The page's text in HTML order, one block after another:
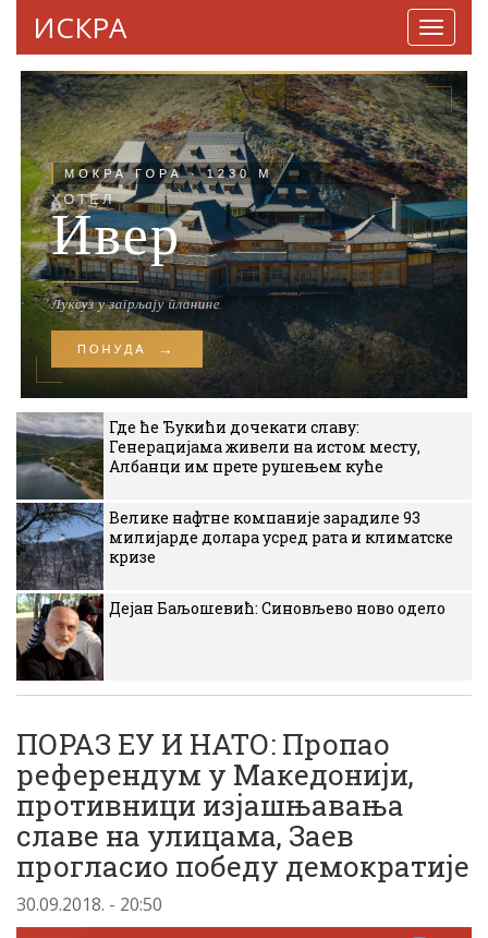
ИСКРА
Где ће Ђукићи дочекати славу:
Генерацијама живели на истом месту,
Албанци им прете рушењем куће
Велике нафтне компаније зарадиле 93
милијарде долара усред рата и климатске
кризе
Дејан Баљошевић: Синовљево ново одело
ПОРАЗ ЕУ И НАТО: Пропао
референдум у Македонији,
противници изјашњавања
славе на улицама, Заев
прогласио победу демократије
30.09.2018. - 20:50